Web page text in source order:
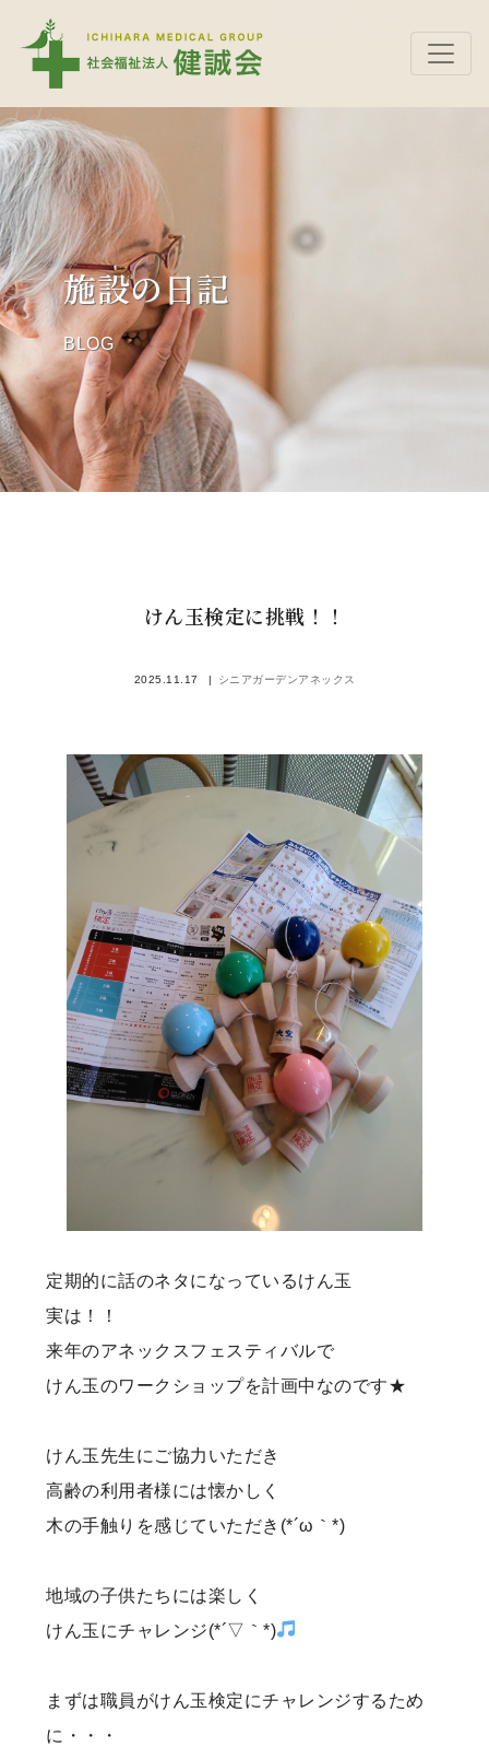
施設の日記
BLOG
けん玉検定に挑戦！！
2025.11.17 シニアガーデンアネックス
定期的に話のネタになっているけん玉
実は！！
来年のアネックスフェスティバルで
けん玉のワークショップを計画中なのです★
けん玉先生にご協力いただき
高齢の利用者様には懐かしく
木の手触りを感じていただき(*´ω｀*)
地域の子供たちには楽しく
けん玉にチャレンジ(*´▽｀*)
まずは職員がけん玉検定にチャレンジするため
に・・・